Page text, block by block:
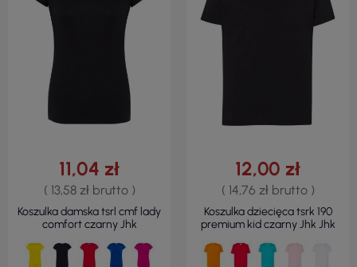
11,04 zł
( 13,58 zł brutto )
Koszulka damska tsrl cmf lady
comfort czarny Jhk
12,00 zł
( 14,76 zł brutto )
Koszulka dziecięca tsrk 190
premium kid czarny Jhk Jhk